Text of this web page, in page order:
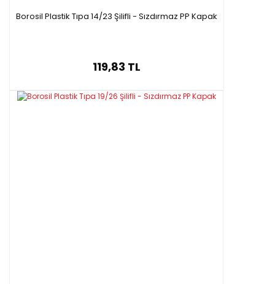
Borosil Plastik Tıpa 14/23 Şilifli - Sızdırmaz PP Kapak
119,83 TL